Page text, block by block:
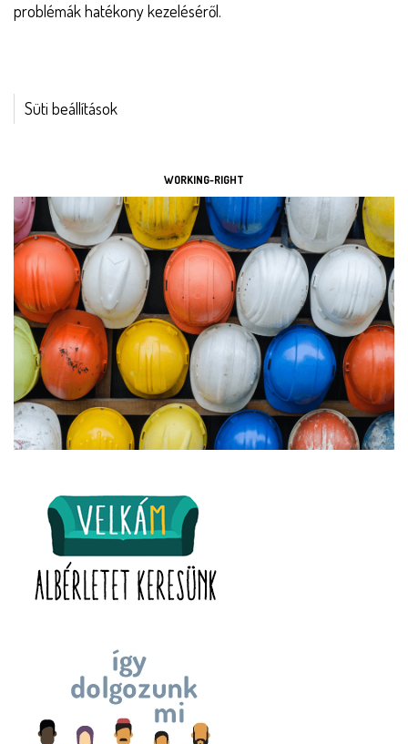
problémák hatékony kezeléséről.
ESZKÖZÖK
Süti beállítások
WORKING-RIGHT